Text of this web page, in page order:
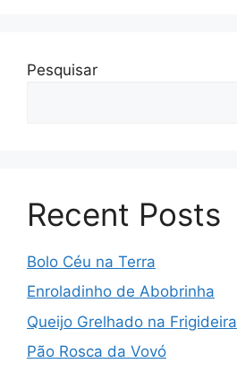
Pesquisar
Recent Posts
Bolo Céu na Terra
Enroladinho de Abobrinha
Queijo Grelhado na Frigideira
Pão Rosca da Vovó